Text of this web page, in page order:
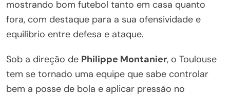
mostrando bom futebol tanto em casa quanto
fora, com destaque para a sua ofensividade e
equilíbrio entre defesa e ataque.
Sob a direção de Philippe Montanier, o Toulouse
tem se tornado uma equipe que sabe controlar
bem a posse de bola e aplicar pressão no